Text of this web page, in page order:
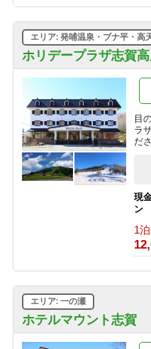
■【
４
プ
1
■
と
方
で
ン
竹
旅
ホリデープラザ志賀高
エリア: 発哺温泉・ブナ平・高
目
ラ
だ
現
ン
1
ホテルマウント志賀
エリア: 一の瀬